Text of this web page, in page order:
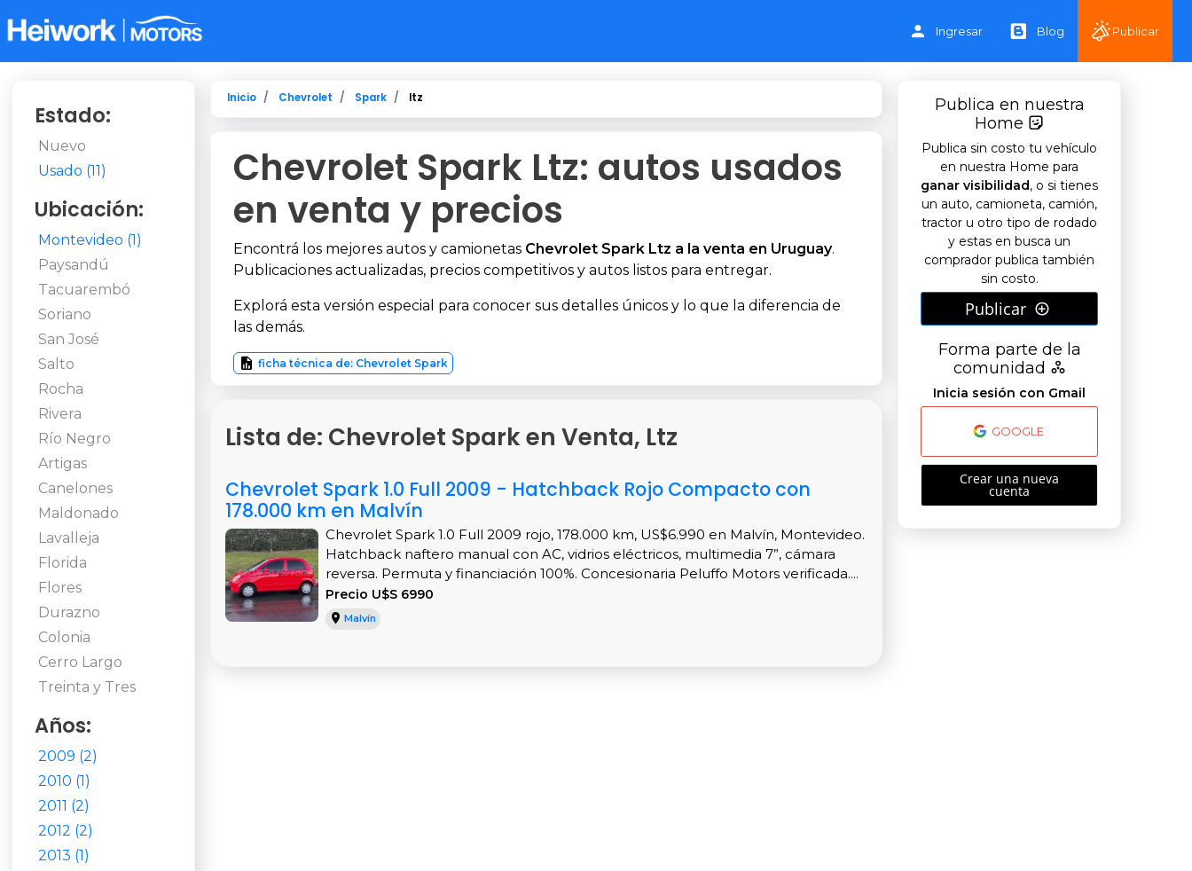
Ingresar Blog Publicar
Estado:
Nuevo
Usado (11)
Ubicación:
Montevideo (1)
Paysandú
Tacuarembó
Soriano
San José
Salto
Rocha
Rivera
Río Negro
Artigas
Canelones
Maldonado
Lavalleja
Florida
Flores
Durazno
Colonia
Cerro Largo
Treinta y Tres
Años:
2009 (2)
2010 (1)
2011 (2)
2012 (2)
2013 (1)
Inicio Chevrolet Spark ltz
Chevrolet Spark Ltz: autos usados
en venta y precios
Encontrá los mejores autos y camionetas Chevrolet Spark Ltz a la venta en Uruguay.
Publicaciones actualizadas, precios competitivos y autos listos para entregar.
Explorá esta versión especial para conocer sus detalles únicos y lo que la diferencia de
las demás.
ficha técnica de: Chevrolet Spark
Lista de: Chevrolet Spark en Venta, Ltz
Chevrolet Spark 1.0 Full 2009 - Hatchback Rojo Compacto con
178.000 km en Malvín
Chevrolet Spark 1.0 Full 2009 rojo, 178.000 km, US$6.990 en Malvín, Montevideo.
Hatchback naftero manual con AC, vidrios eléctricos, multimedia 7”, cámara
reversa. Permuta y financiación 100%. Concesionaria Peluffo Motors verificada....
Precio U$S 6990
Malvín
Publica en nuestra
Home
Publica sin costo tu vehículo
en nuestra Home para
ganar visibilidad, o si tienes
un auto, camioneta, camión,
tractor u otro tipo de rodado
y estas en busca un
comprador publica también
sin costo.
Publicar
Forma parte de la
comunidad
Inicia sesión con Gmail
GOOGLE
Crear una nueva
cuenta